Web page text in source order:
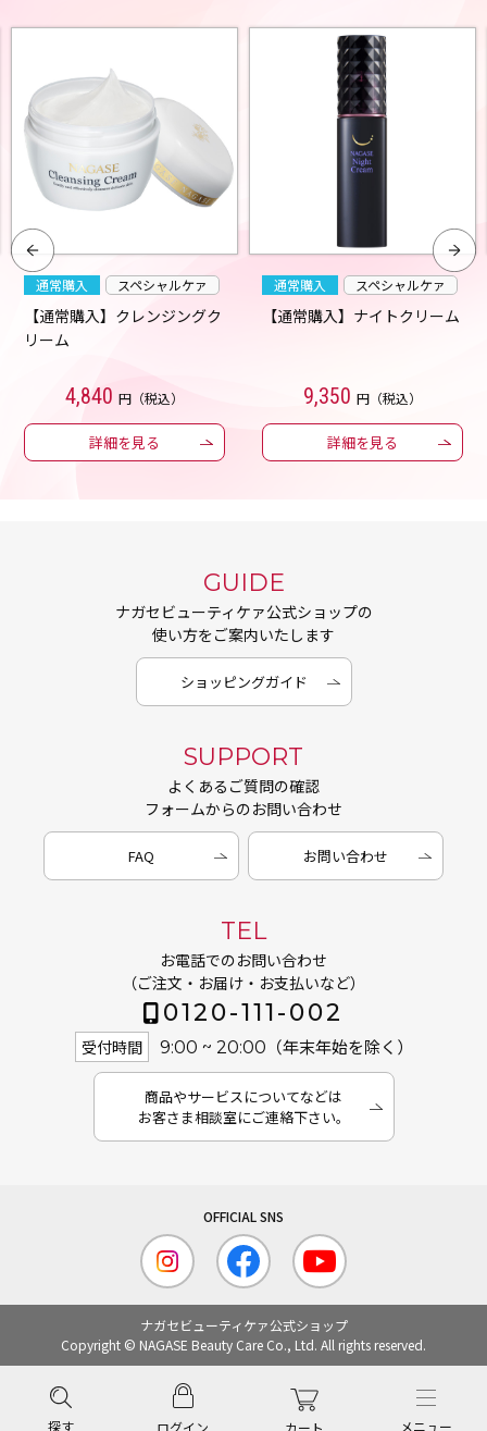
通常購入 スペシャルケァ
【通常購入】クレンジングク
リーム
4,840 円（税込）
詳細を見る
通常購入 スペシャルケァ
【通常購入】ナイトクリーム
9,350 円（税込）
詳細を見る
GUIDE
ナガセビューティケァ公式ショップの
使い方をご案内いたします
ショッピングガイド
SUPPORT
よくあるご質問の確認
フォームからのお問い合わせ
FAQ お問い合わせ
TEL
お電話でのお問い合わせ
（ご注文・お届け・お支払いなど）
0120-111-002
受付時間 9:00 ~ 20:00 （年末年始を除く）
商品やサービスについてなどは
お客さま相談室にご連絡下さい。
ナガセビューティケァ公式ショップ
Copyright © NAGASE Beauty Care Co., Ltd. All rights reserved.
探す ログイン カート メニュー